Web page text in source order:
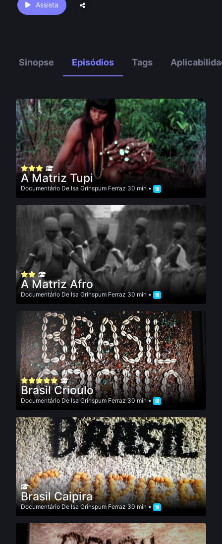
Assista
Sinopse Episódios Tags
A Matriz Tupi
Documentário De Isa Grinspum Ferraz 30 min •
A Matriz Afro
Documentário De Isa Grinspum Ferraz 30 min •
Brasil Crioulo
DocumentárioDe Isa Grinspum Ferraz30 min •
Brasil Caipira
Documentário DeIsa Grinspum Ferraz30 min •